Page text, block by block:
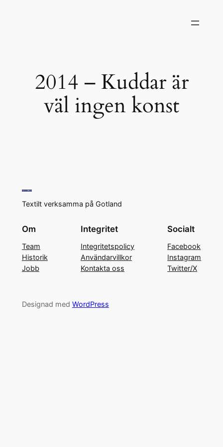
2014 – Kuddar är
väl ingen konst
Textilt verksamma på Gotland
Om
Team
Historik
Jobb
Integritet
Integritetspolicy
Användarvillkor
Kontakta oss
Socialt
Facebook
Instagram
Twitter/X
Designad med WordPress